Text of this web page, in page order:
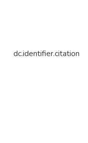
dc.identifier.citation